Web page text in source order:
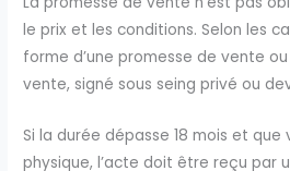
le prix et les conditions. Selon les
forme d’une promesse de vente
vente, signé sous seing privé ou
Si la durée dépasse 18 mois et
physique, l’acte doit être reçu par